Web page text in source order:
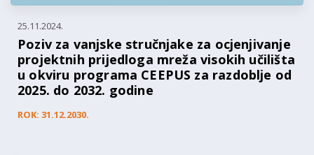
25.11.2024.
Poziv za vanjske stručnjake za ocjenjivanje
projektnih prijedloga mreža visokih učilišta
u okviru programa CEEPUS za razdoblje od
2025. do 2032. godine
ROK: 31.12.2030.